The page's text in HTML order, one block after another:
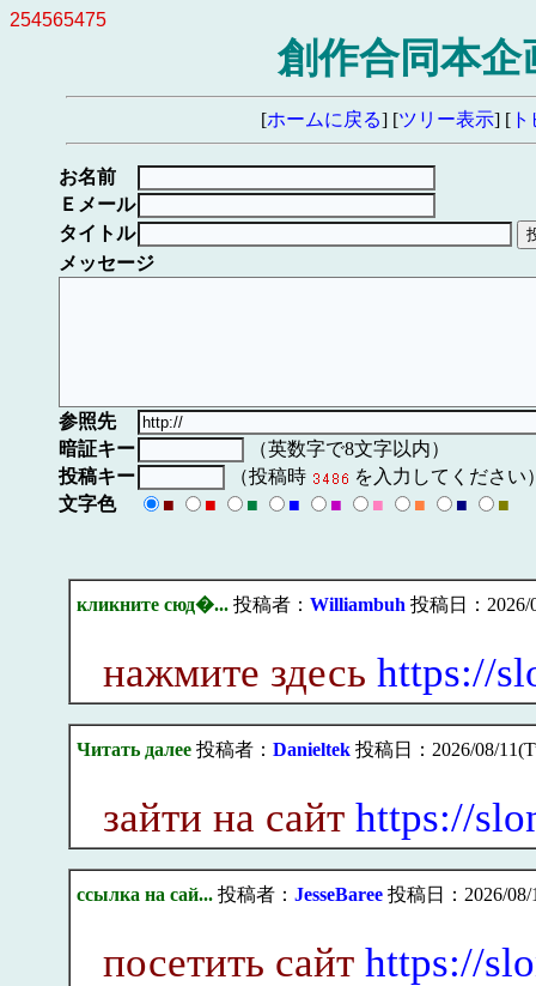
254565475
創作合同本
[ホームに戻る] [ツリー表示] [
お名前
Ｅメール
タイトル
メッセージ
参照先
暗証キー
（英数字で8文字以内）
投稿キー
（投稿時
を入力してください
文字色
■ ■ ■ ■ ■ ■ ■ ■ ■
кликните сюд�...投稿者： Williambuh 投稿日：2026/
нажмите здесь https://
Читать далее投稿者： Danieltek投稿日：2026/08/
зайти на сайт https://
ссылка на сай...投稿者： JesseBaree投稿日：2026/08/
посетить сайт https://